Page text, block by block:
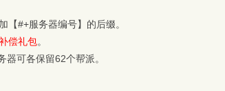
【#+服务器编号】的后缀。
偿礼包。
可各保留62个帮派。